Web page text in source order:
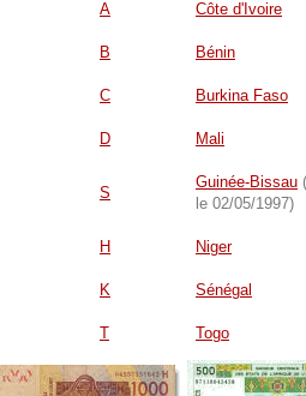
A Côte d'Ivoire
B Bénin
C Burkina Faso
D Mali
S
Guinée-Bissau
le 02/05/1997)
H Niger
K Sénégal
T Togo